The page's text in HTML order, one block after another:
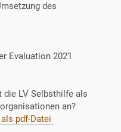
des
Evaluation 2021
die LV Selbsthilfe als
an?
pdf-Datei